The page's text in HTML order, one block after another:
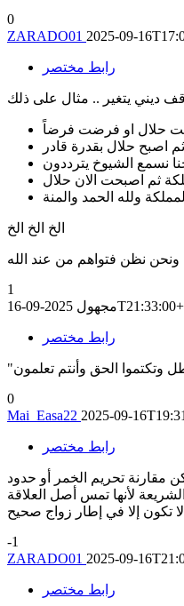
0
ZARADO01 2025-09-
رابط مختصر
حلال او فرضت فرضاً
اصبح حلال بقدرة قادر
نسمع الشيوخ يترددون
ثم اصبحت الان حلال
ولله الحمد والمنة
الخ الخ الخ
1
مجهول2025-09-
رابط مختصر
0
Mai_Easa22 2025-09-
رابط مختصر
مقارنة تحريم الخمر أو حدود
لأنها تمس أصل العلاقة
لا تكون إلا في إطار زواج صحيح
-1
ZARADO01 2025-09-
رابط مختصر